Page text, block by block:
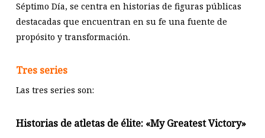
Séptimo Día, se centra en historias de figuras públicas
destacadas que encuentran en su fe una fuente de
propósito y transformación. ​
Tres series
Las tres series son:
Historias de atletas de élite: «My Greatest Victory»